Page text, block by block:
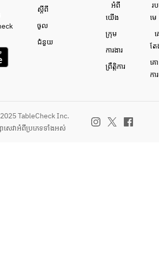
ស្តីពី
ចូល
ជំនួយ
អំពី​
យើង
ក្រុម
ការងារ
ព្រឹត្តិការ
រ
មេ
តែ
គ
កា
TableCheck Inc.
ាសេវា​អំពីប្រភេទទាំងអស់